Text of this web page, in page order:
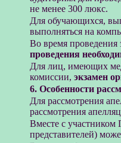
не менее 300 люкс.
Для обучающихся,
выполняться на
Во время
проведения
Для лиц, имеющих
комиссии, экзамен
6. Особенности
Для рассмотрения
рассмотрения
Вместе с
представителей)